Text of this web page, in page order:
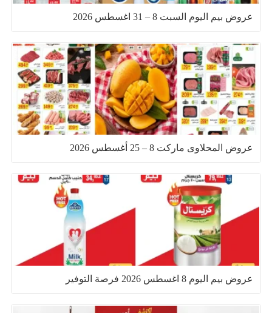
عروض بيم اليوم السبت 8 – 31 اغسطس 2026
عروض المحلاوى ماركت 8 – 25 أغسطس 2026
عروض بيم اليوم 8 اغسطس 2026 فرصة التوفير